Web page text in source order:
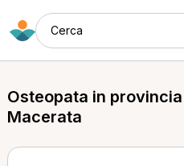
Cerca
Osteopata in
Macerata